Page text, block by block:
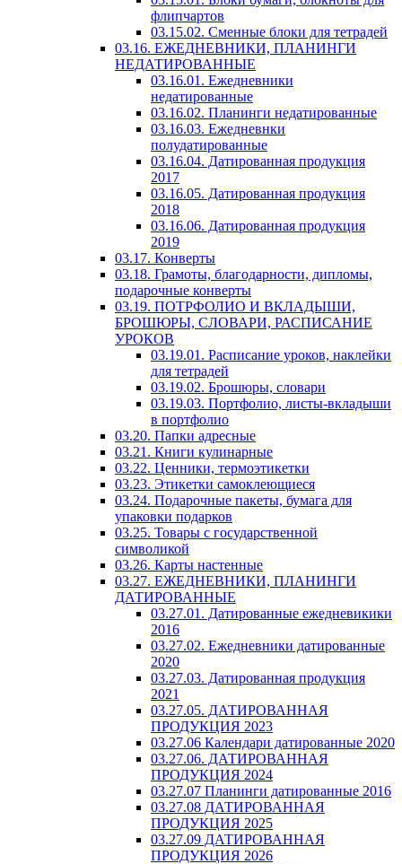
флипчартов
03.15.02. Сменные блоки для тетрадей
03.16. ЕЖЕДНЕВНИКИ, ПЛАНИНГИ
НЕДАТИРОВАННЫЕ
03.16.01. Ежедневники
недатированные
03.16.02. Планинги недатированные
03.16.03. Ежедневнки
полудатированные
03.16.04. Датированная продукция
2017
03.16.05. Датированная продукция
2018
03.16.06. Датированная продукция
2019
03.17. Конверты
03.18. Грамоты, благодарности, дипломы,
подарочные конверты
03.19. ПОТРФОЛИО И ВКЛАДЫШИ,
БРОШЮРЫ, СЛОВАРИ, РАСПИСАНИЕ
УРОКОВ
03.19.01. Расписание уроков, наклейки
для тетрадей
03.19.02. Брошюры, словари
03.19.03. Портфолио, листы-вкладыши
в портфолио
03.20. Папки адресные
03.21. Книги кулинарные
03.22. Ценники, термоэтикетки
03.23. Этикетки самоклеющиеся
03.24. Подарочные пакеты, бумага для
упаковки подарков
03.25. Товары с государственной
символикой
03.26. Карты настенные
03.27. ЕЖЕДНЕВНИКИ, ПЛАНИНГИ
ДАТИРОВАННЫЕ
03.27.01. Датированные ежедневикики
2016
03.27.02. Ежедневники датированные
2020
03.27.03. Датированная продукция
2021
03.27.05. ДАТИРОВАННАЯ
ПРОДУКЦИЯ 2023
03.27.06 Календари датированные 2020
03.27.06. ДАТИРОВАННАЯ
ПРОДУКЦИЯ 2024
03.27.07 Планинги датированные 2016
03.27.08 ДАТИРОВАННАЯ
ПРОДУКЦИЯ 2025
03.27.09 ДАТИРОВАННАЯ
ПРОДУКЦИЯ 2026